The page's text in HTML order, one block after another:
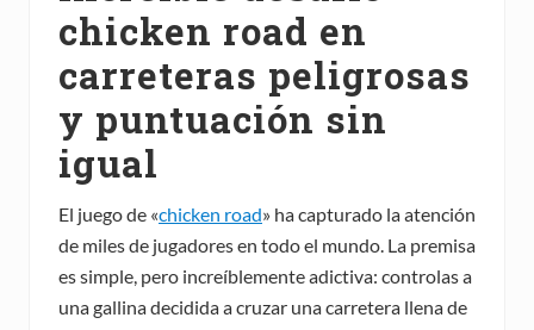
chicken road en
carreteras peligrosas
y puntuación sin
igual
El juego de «chicken road» ha capturado la atención
de miles de jugadores en todo el mundo. La premisa
es simple, pero increíblemente adictiva: controlas a
una gallina decidida a cruzar una carretera llena de